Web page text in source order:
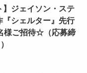
】ジェイソン・ステ
『シェルター』先行
様ご招待☆（応募締